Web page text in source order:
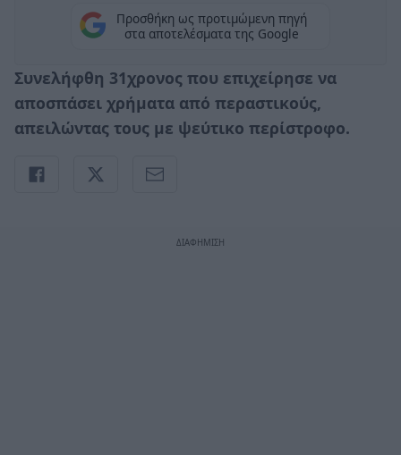
Προσθήκη ως προτιμώμενη πηγή
στα αποτελέσματα της Google
Συνελήφθη 31χρονος που επιχείρησε να
αποσπάσει χρήματα από περαστικούς,
απειλώντας τους με ψεύτικο περίστροφο.